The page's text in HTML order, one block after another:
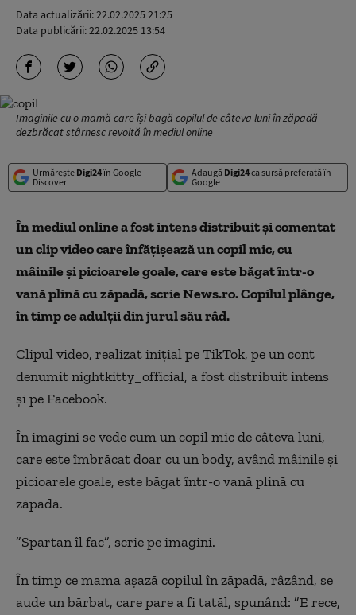
Data actualizării:22.02.2025 21:25
Data publicării:22.02.2025 13:54
Imaginile cu o mamă care își bagă copilul de câteva luni în zăpadă
dezbrăcat stârnesc revoltă în mediul online
Urmărește Digi24în Google
Discover
Adaugă Digi24ca sursă preferată în
Google
În mediul online a fost intens distribuit şi comentat
un clip video care înfăţişează un copil mic, cu
mâinile şi picioarele goale, care este băgat într-o
vană plină cu zăpadă, scrie News.ro. Copilul plânge,
în timp ce adulţii din jurul său râd.
Clipul video, realizat iniţial pe TikTok, pe un cont
denumit nightkitty_official, a fost distribuit intens
şi pe Facebook.
În imagini se vede cum un copil mic de câteva luni,
care este îmbrăcat doar cu un body, având mâinile şi
picioarele goale, este băgat într-o vană plină cu
zăpadă.
”Spartan îl fac”, scrie pe imagini.
În timp ce mama aşază copilul în zăpadă, râzând, se
aude un bărbat, care pare a fi tatăl, spunând: ”E rece,